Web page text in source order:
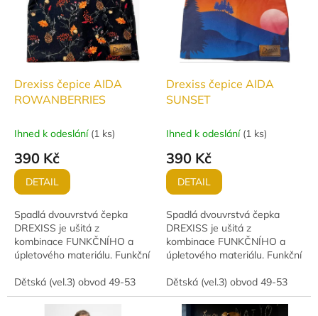
Drexiss čepice AIDA
ROWANBERRIES
Ihned k odeslání (1 ks)
390 Kč
DETAIL
Spadlá dvouvrstvá čepka
DREXISS je ušitá z
kombinace FUNKČNÍHO a
úpletového materiálu. Funkční
inovativními kousky, které
spojují moderní design s
Dětská (vel.3) obvod 49-53
Drexiss čepice AIDA
SUNSET
Ihned k odeslání (1 ks)
390 Kč
DETAIL
Spadlá dvouvrstvá čepka
DREXISS je ušitá z
kombinace FUNKČNÍHO a
úpletového materiálu. Funkční
inovativními kousky, které
spojují moderní design s
vysokou...
Dětská (vel.3) obvod 49-53